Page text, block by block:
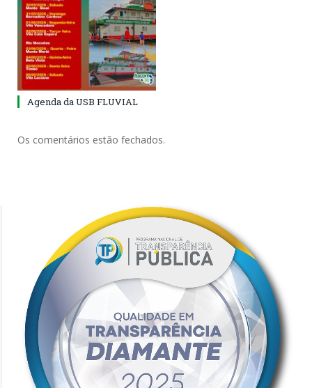
Agenda da USB FLUVIAL
Os comentários estão fechados.